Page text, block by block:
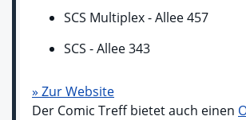
SCS Multiplex - Allee 457
SCS - Allee 343
» Zur Website
Der Comic Treff bietet auch einen